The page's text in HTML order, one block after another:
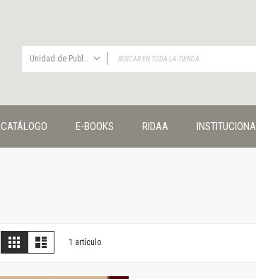
Publicaciones
Editorial
CATÁLOGO E-BOOKS RIDAA
Ver
como
Grilla Lista 1 artículo